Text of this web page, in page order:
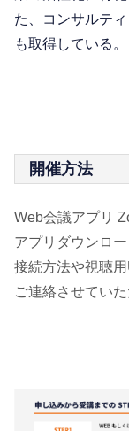
た、コンサルテ
も取得している。
開催方法
Web会議アプリ
アプリダウンロ
接続方法や視聴
ご連絡させていた